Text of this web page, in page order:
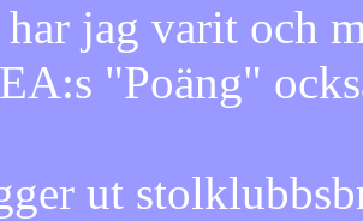
har jag varit och
"Poäng"
ut